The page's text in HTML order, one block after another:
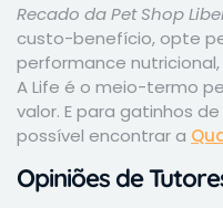
Recado da Pet Shop
custo-benefício, opte
performance
A Life é o meio-termo
valor. E para gatinhos
possível encontrar a
Opiniões de